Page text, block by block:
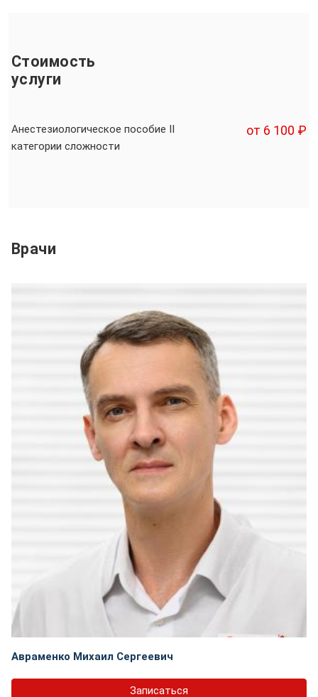
Стоимость
услуги
Анестезиологическое пособие II
категории сложности
от 6 100 ₽
Врачи
Авраменко Михаил Сергеевич
Записаться